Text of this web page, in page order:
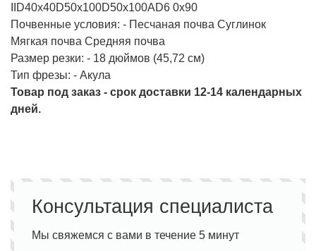
IID40x40D50x100D50x100AD6 0x90
Почвенные условия: - Песчаная почва Суглинок
Мягкая почва Средняя почва
Размер резки: - 18 дюймов (45,72 см)
Тип фрезы: - Акула
Товар под заказ - срок доставки 12-14 календарных
дней.
Консультация специалиста
Мы свяжемся с вами в течение 5 минут